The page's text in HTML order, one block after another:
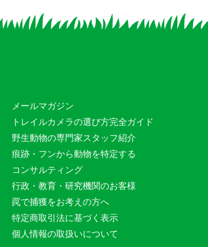
メールマガジン
トレイルカメラの選び方完全ガイド
野生動物の専門家スタッフ紹介
痕跡・フンから動物を特定する
コンサルティング
行政・教育・研究機関のお客様
罠で捕獲をお考えの方へ
特定商取引法に基づく表示
個人情報の取扱いについて